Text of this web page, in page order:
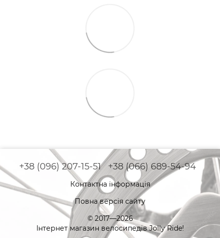
+38 (096) 207-15-51 +38 (066) 689-54-94
Контактна інформація
Повна версія сайту
© 2017—2026
Інтернет магазин велосипедів Jolly Ride!